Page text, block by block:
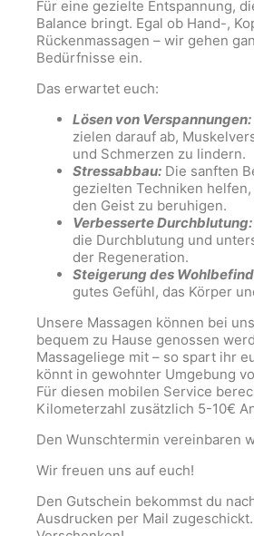
Für eine gezielte Entspannung,
Balance bringt. Egal ob Hand-,
Rückenmassagen – wir gehen
Bedürfnisse ein.
Das erwartet euch:
Lösen von Verspannungen:
zielen darauf ab,
und Schmerzen zu lindern.
Stressabbau: Die sanften
gezielten Techniken
den Geist zu beruhigen.
Verbesserte Durchblutung:
die Durchblutung und
der Regeneration.
Steigerung des
gutes Gefühl, das Körper
Unsere Massagen können bei
bequem zu Hause genossen
Massageliege mit – so spart ihr
könnt in gewohnter Umgebung
Für diesen mobilen Service
Kilometerzahl zusätzlich 5-10€
Den Wunschtermin vereinbaren
Wir freuen uns auf euch!
Den Gutschein bekommst du
Ausdrucken per Mail